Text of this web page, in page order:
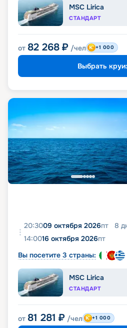
MSC Lirica
СТАНДАРТ
от 82 268 ₽ /чел +1 000
Выбрать
20:3009 октября 2026пт 8
14:0016 октября 2026пт
Вы посетите 3 страны:
MSC Lirica
СТАНДАРТ
от 81 281 ₽ /чел +1 000